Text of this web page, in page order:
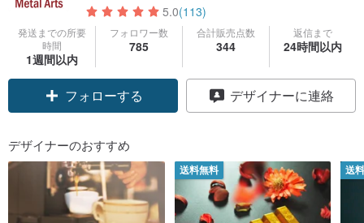
5.0(113)
発送までの所要
時間
1週間以内
フォロワー数
785
合計販売点数
344
返信まで
24時間以内
フォローする デザイナーに連絡
デザイナーのおすすめ
送料無料 送